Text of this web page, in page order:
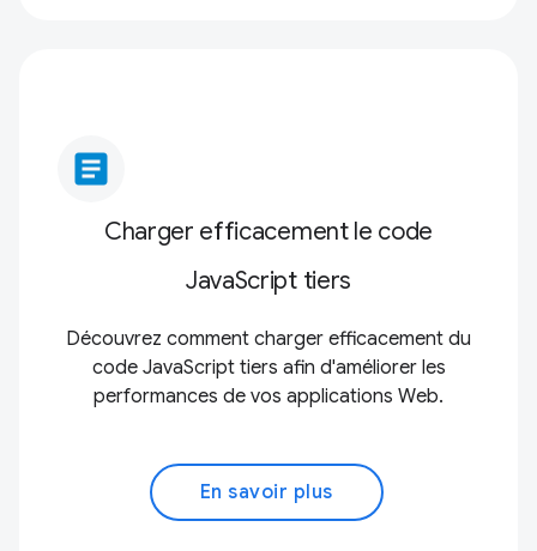
article
Charger efficacement le code
JavaScript tiers
Découvrez comment charger efficacement du
code JavaScript tiers afin d'améliorer les
performances de vos applications Web.
En savoir plus